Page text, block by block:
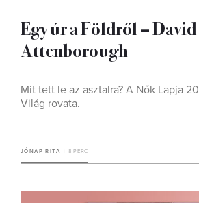
Egy úr a Földről – David
Attenborough
Mit tett le az asztalra? A Nők Lapja
Világ rovata.
JÓNAP RITA 8 PERC